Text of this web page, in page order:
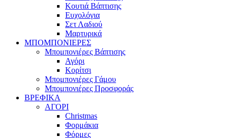
Κουτιά Βάπτισης
Ευχολόγια
Σετ Λαδιού
Μαρτυρικά
ΜΠΟΜΠΟΝΙΕΡΕΣ
Μπομπονιέρες Βάπτισης
Αγόρι
Κορίτσι
Μπομπονιέρες Γάμου
Μπομπονιέρες Προσφοράς
ΒΡΕΦΙΚΑ
ΑΓΟΡΙ
Christmas
Φορμάκια
Φόρμες